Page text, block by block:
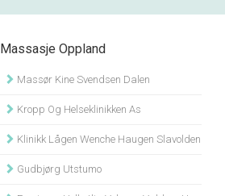
Massasje Oppland
Massør Kine Svendsen Dalen
Kropp Og Helseklinikken As
Klinikk Lågen Wenche Haugen Slavolden
Gudbjørg Utstumo